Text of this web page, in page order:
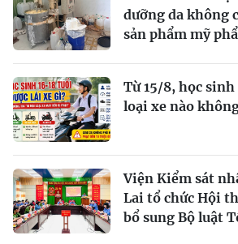
dưỡng da không
sản phẩm mỹ
Từ 15/8, học
loại xe nào
Viện Kiểm sát
Lai tổ chức Hội
bổ sung Bộ luật